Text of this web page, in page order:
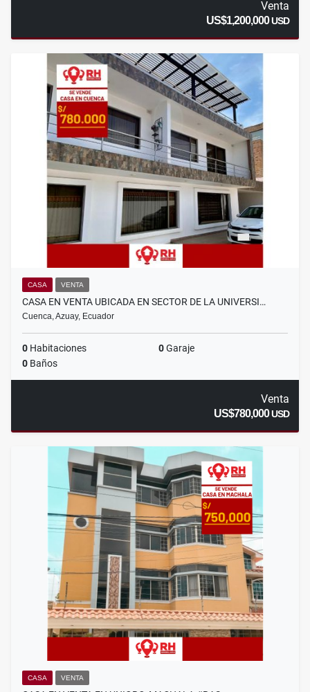
Venta
US$1,200,000USD
CASA VENTA
CASA EN VENTA UBICADA EN SECTOR DE LA UNIVERSI…
Cuenca, Azuay, Ecuador
0 Habitaciones 0Garaje
0 Baños
Venta
US$780,000USD
CASA VENTA